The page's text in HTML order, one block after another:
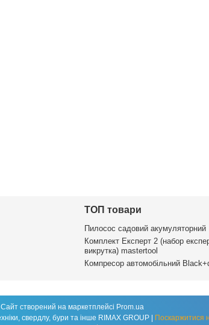
ТОП товари
Пилосос садовий акумуляторний
Комплект Експерт 2 (набор
викрутка) mastertool
Компресор автомобільний
Сайт створений на маркетплейсі Prom.ua
Магазин техніки для будівництва, інструменту, садової техніки, свердлу, бури та інше RIMAX GROUP | Поскаржитися